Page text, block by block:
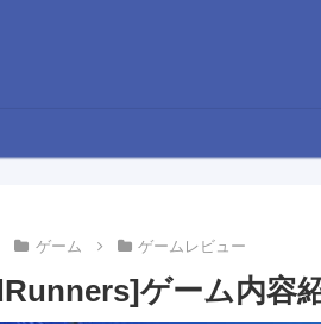
ゲーム ゲームレビュー
ゲーム内容